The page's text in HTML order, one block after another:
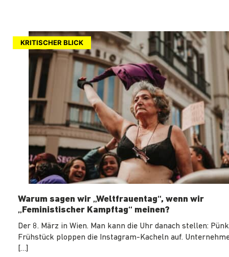
KRITISCHER BLICK
Warum sagen wir „Weltfrauentag“, wenn wir
„Feministischer Kampftag“ meinen?
Der 8. März in Wien. Man kann die Uhr danach stellen:
Frühstück ploppen die Instagram-Kacheln auf.
[…]